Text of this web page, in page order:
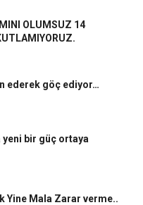
OLUMSUZ 14
ederek göç ediyor…
yeni bir güç ortaya
Yine Mala Zarar verme..